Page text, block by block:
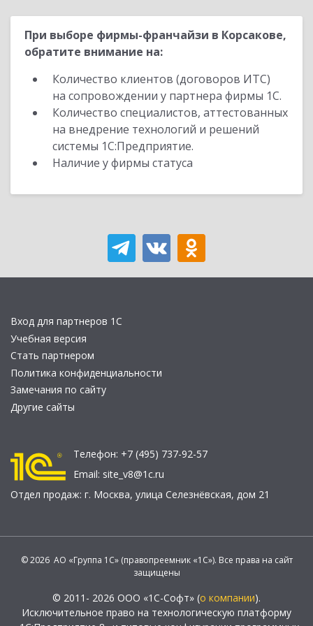
При выборе фирмы-франчайзи в Корсакове,
обратите внимание на:
Количество клиентов (договоров ИТС)
на сопровождении у партнера фирмы 1С.
Количество специалистов, аттестованных
на внедрение технологий и решений
системы 1С:Предприятие.
Наличие у фирмы статуса
Вход для партнеров 1С
Учебная версия
Стать партнером
Политика конфиденциальности
Замечания по сайту
Другие сайты
Телефон: +7 (495) 737-92-57
Email: site_v8@1c.ru
Отдел продаж: г. Москва, улица Селезнёвская, дом 21
© 2026 АО «Группа 1С» (правопреемник «1С»). Все права на сайт
защищены
© 2011- 2026 ООО «1С-Софт» (о компании).
Исключительное право на технологическую платформу